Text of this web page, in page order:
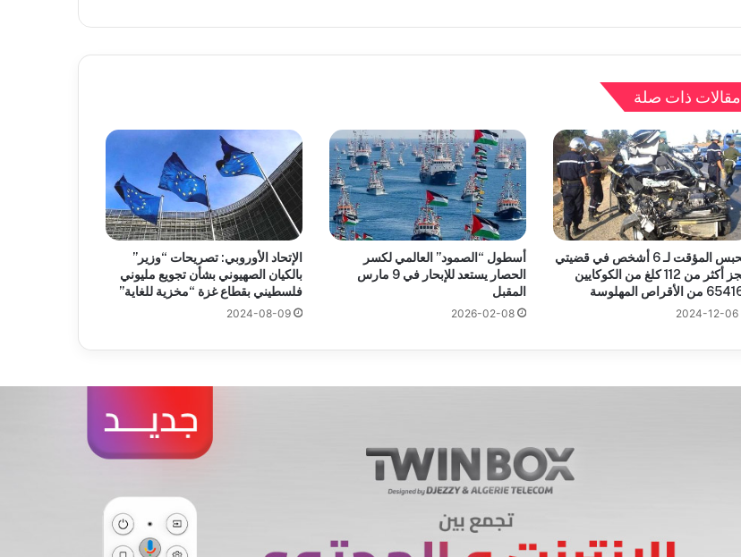
مقالات ذات صلة
الحبس المؤقت لـ 6 أشخص في قضيتي
حجز أكثر من 112 كلغ من الكوكايين
2024-12-06
أسطول “الصمود” العالمي لكسر
الحصار يستعد للإبحار في 9 مارس
المقبل
2026-02-08
الإتحاد الأوروبي: تصريحات “وزير”
بالكيان الصهيوني بشأن تجويع مليوني
فلسطيني بقطاع غزة “مخزية للغاية”
2024-08-09